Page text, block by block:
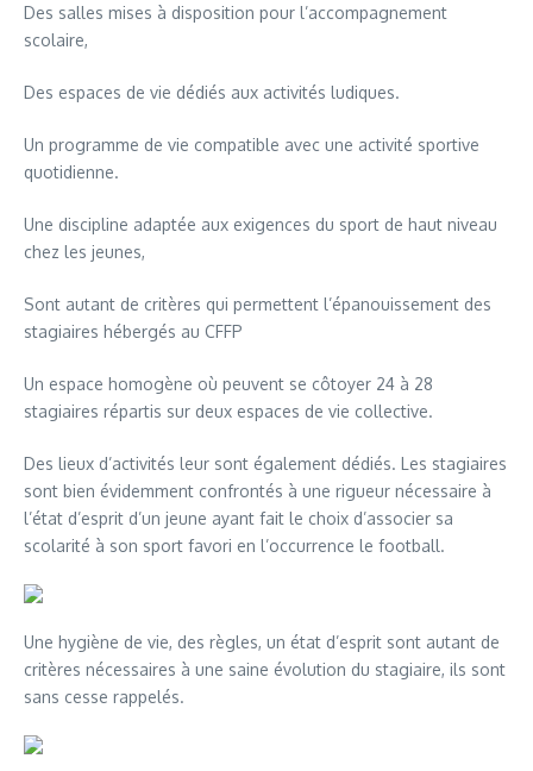
Des salles mises à disposition pour l’accompagnement
scolaire,
Des espaces de vie dédiés aux activités ludiques.
Un programme de vie compatible avec une activité sportive
quotidienne.
Une discipline adaptée aux exigences du sport de haut niveau
chez les jeunes,
Sont autant de critères qui permettent l’épanouissement des
stagiaires hébergés au CFFP
Un espace homogène où peuvent se côtoyer 24 à 28
stagiaires répartis sur deux espaces de vie collective.
Des lieux d’activités leur sont également dédiés. Les stagiaires
sont bien évidemment confrontés à une rigueur nécessaire à
l’état d’esprit d’un jeune ayant fait le choix d’associer sa
scolarité à son sport favori en l’occurrence le football.
Une hygiène de vie, des règles, un état d’esprit sont autant de
critères nécessaires à une saine évolution du stagiaire, ils sont
sans cesse rappelés.